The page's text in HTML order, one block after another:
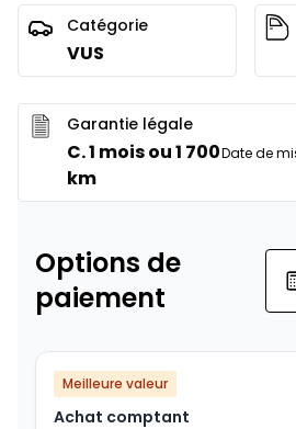
Catégorie
VUS
Garantie légale
C. 1 mois ou 1 700
km
Date de
Options de
paiement
Meilleure valeur
Achat comptant